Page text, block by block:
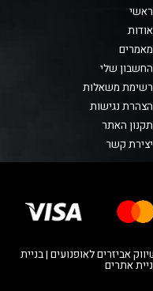
ראשי
אודות
מאמרים
החשבון שלי
רשימת משאלות
הצהרת נגישות
תקנון האתר
יצירת קשר
אביזרים לאופנועים | בניית